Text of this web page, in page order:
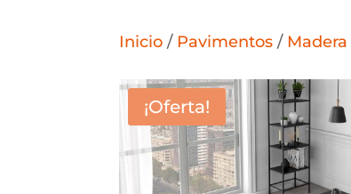
Inicio / Pavimentos / Madera
¡Oferta!